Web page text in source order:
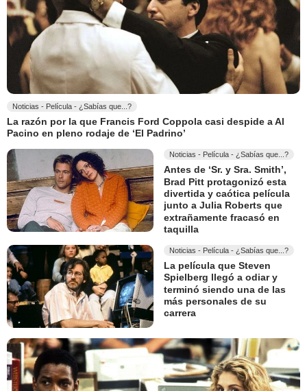
Noticias - Película - ¿Sabías que...?
La razón por la que Francis Ford Coppola casi despide a Al
Pacino en pleno rodaje de ‘El Padrino’
Noticias - Película - ¿Sabías que...?
Antes de ‘Sr. y Sra. Smith’,
Brad Pitt protagonizó esta
divertida y caótica película
junto a Julia Roberts que
extrañamente fracasó en
taquilla
Noticias - Película - ¿Sabías que...?
La película que Steven
Spielberg llegó a odiar y
terminó siendo una de las
más personales de su
carrera